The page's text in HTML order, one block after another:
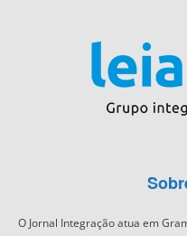
O Jornal Integração atua em